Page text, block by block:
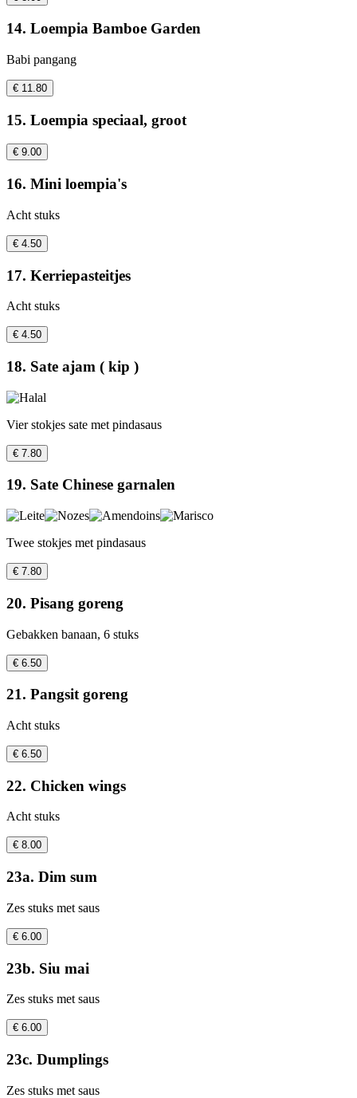
14. Loempia Bamboe Garden
Babi pangang
€ 11.80
15. Loempia speciaal, groot
€ 9.00
16. Mini loempia's
Acht stuks
€ 4.50
17. Kerriepasteitjes
Acht stuks
€ 4.50
18. Sate ajam ( kip )
Vier stokjes sate met pindasaus
€ 7.80
19. Sate Chinese garnalen
Twee stokjes met pindasaus
€ 7.80
20. Pisang goreng
Gebakken banaan, 6 stuks
€ 6.50
21. Pangsit goreng
Acht stuks
€ 6.50
22. Chicken wings
Acht stuks
€ 8.00
23a. Dim sum
Zes stuks met saus
€ 6.00
23b. Siu mai
Zes stuks met saus
€ 6.00
23c. Dumplings
Zes stuks met saus